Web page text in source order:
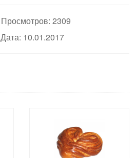
Просмотров: 2309
Дата: 10.01.2017